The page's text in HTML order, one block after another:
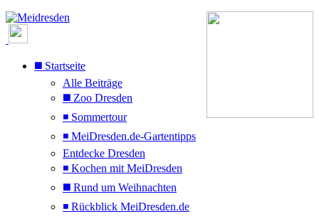
◼️ Startseite
Alle Beiträge
◼️ Zoo Dresden
◾ Sommertour
◾ MeiDresden.de-Gartentipps
Entdecke Dresden
◾ Kochen mit MeiDresden
◼️ Rund um Weihnachten
◾ Rückblick MeiDresden.de